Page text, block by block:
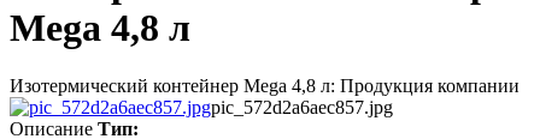
Mega 4,8 л
Изотермический контейнер Mega 4,8 л: Продукция компании
pic_572d2a6aec857.jpg
Описание Тип: